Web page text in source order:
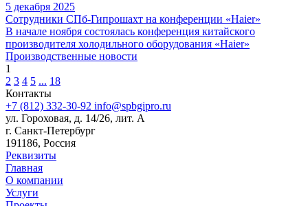
5 декабря 2025
Сотрудники СПб-Гипрошахт на конференции «Haier»
В начале ноября состоялась конференция китайского
производителя холодильного оборудования «Haier»
Производственные новости
1
2 3 4 5 ... 18
Контакты
+7 (812) 332-30-92 info@spbgipro.ru
ул. Гороховая, д. 14/26, лит. А
г. Санкт-Петербург
191186, Россия
Реквизиты
Главная
О компании
Услуги